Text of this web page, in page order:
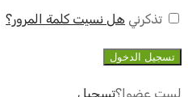
تذكرني هل نسيت كلمة المرور؟
تسجيل الدخول
لست عضوا؟تسجيل